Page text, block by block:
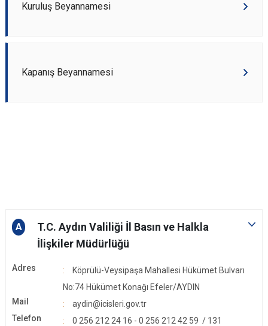
Kuruluş Beyannamesi
Kapanış Beyannamesi
A
T.C. Aydın Valiliği İl Basın ve Halkla
İlişkiler Müdürlüğü
Adres
Köprülü-Veysipaşa Mahallesi Hükümet Bulvarı
No:74 Hükümet Konağı Efeler/AYDIN
Mail
aydin@icisleri.gov.tr
Telefon
0 256 212 24 16 - 0 256 212 42 59 / 131